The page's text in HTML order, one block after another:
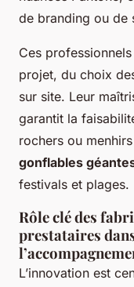
de branding ou de
Ces
projet, du choix
sur site. Leur
garantit la
rochers ou
gonflables
festivals et plages.
Rôle clé des
prestataires
L’innovation est